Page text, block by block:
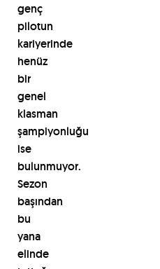
genç
pilotun
kariyerinde
henüz
bir
genel
klasman
şampiyonluğu
ise
bulunmuyor.
Sezon
başından
bu
yana
elinde